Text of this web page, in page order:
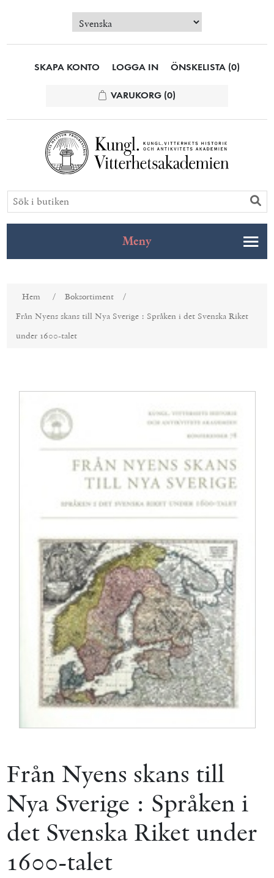
SKAPA KONTO LOGGA IN ÖNSKELISTA (0)
VARUKORG (0)
Meny
Hem / Boksortiment
/
Från Nyens skans till Nya Sverige : Språken i det Svenska Riket
under 1600-talet
Från Nyens skans till
Nya Sverige : Språken i
det Svenska Riket under
1600-talet